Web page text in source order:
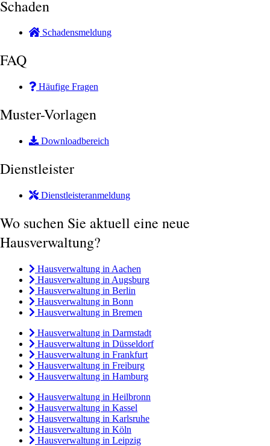
Schaden
Schadensmeldung
FAQ
Häufige Fragen
Muster-Vorlagen
Downloadbereich
Dienstleister
Dienstleisteranmeldung
Wo suchen Sie aktuell eine neue
Hausverwaltung?
Hausverwaltung in Aachen
Hausverwaltung in Augsburg
Hausverwaltung in Berlin
Hausverwaltung in Bonn
Hausverwaltung in Bremen
Hausverwaltung in Darmstadt
Hausverwaltung in Düsseldorf
Hausverwaltung in Frankfurt
Hausverwaltung in Freiburg
Hausverwaltung in Hamburg
Hausverwaltung in Heilbronn
Hausverwaltung in Kassel
Hausverwaltung in Karlsruhe
Hausverwaltung in Köln
Hausverwaltung in Leipzig